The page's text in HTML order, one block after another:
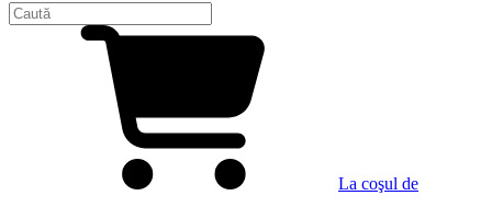
La coşul de